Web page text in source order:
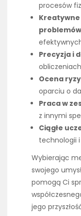
procesów
problemów
Precyzja i
Ocena
oparciu o
Praca w
z innymi
Ciągłe
technologii
Wybierając
swojego
pomogą Ci
jego